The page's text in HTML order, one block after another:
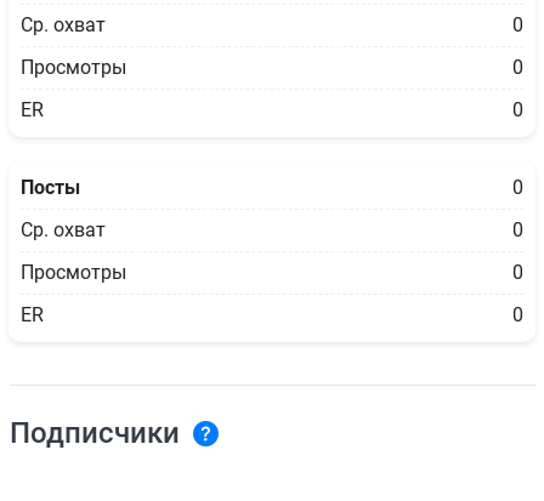
Ср. охват
0
Просмотры
0
ER
0
Посты
0
Ср. охват
0
Просмотры
0
ER
0
Подписчики